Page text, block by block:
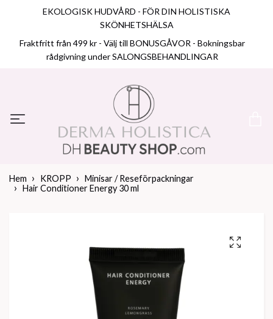
EKOLOGISK HUDVÅRD - FÖR DIN HOLISTISKA
SKÖNHETSHÄLSA
Fraktfritt från 499 kr - Välj till BONUSGÅVOR - Bokningsbar
rådgivning under SALONGSBEHANDLINGAR
Hem KROPP
Minisar / Reseförpackningar
Hair Conditioner Energy 30 ml